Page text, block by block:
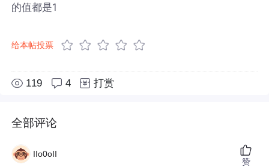
的值都是1
给本帖投票
119 4 打赏
全部评论
IIo0oII
赞